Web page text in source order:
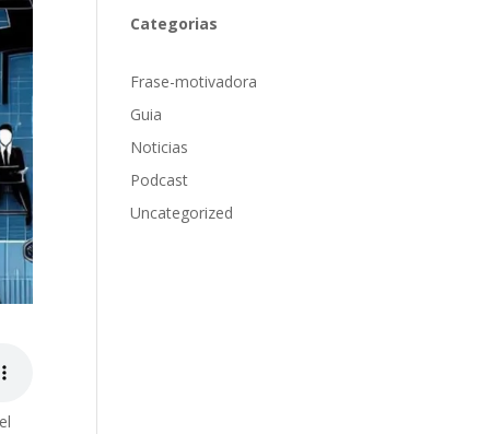
Categorias
Frase-motivadora
Guia
Noticias
Podcast
Uncategorized